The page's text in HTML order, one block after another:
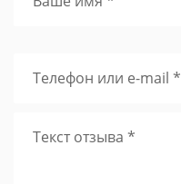
Телефон или e-mail *
Текст отзыва *